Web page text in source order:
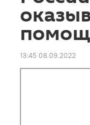
13:45 08.09.2022